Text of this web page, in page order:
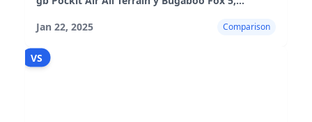
Jan 22, 2025
Comparison
VS